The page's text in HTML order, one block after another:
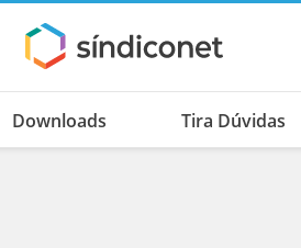
Downloads Tira Dúvidas